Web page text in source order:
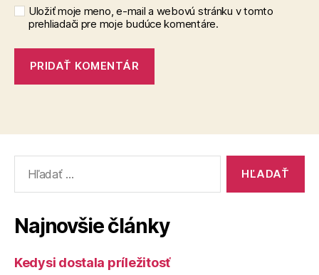
Uložiť moje meno, e-mail a webovú stránku v tomto
prehliadači pre moje budúce komentáre.
Najnovšie články
Kedysi dostala príležitosť